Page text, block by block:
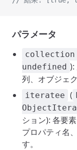
パラメータ
collection
undefined ):
列、オブジェ
iteratee (
ション): 各要
プロパティ名
す。